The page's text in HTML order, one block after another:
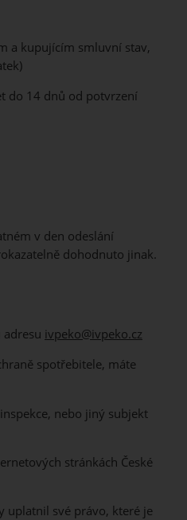
a kupujícím smluvní stav,
do 14 dnů od potvrzení
v den odeslání
dohodnuto jinak.
ivpeko@ivpeko.cz
spotřebitele, máte
nebo jiný subjekt
stránkách České
uplatnil své právo, které je